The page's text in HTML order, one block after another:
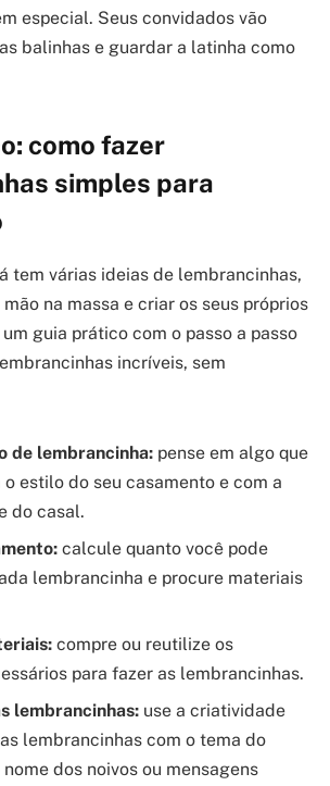
especial. Seus convidados vão
balinhas e guardar a latinha como
como fazer
simples para
tem várias ideias de lembrancinhas,
na massa e criar os seus próprios
guia prático com o passo a passo
incríveis, sem
de lembrancinha: pense em algo que
estilo do seu casamento e com a
do casal.
calcule quanto você pode
lembrancinha e procure materiais
compre ou reutilize os
para fazer as lembrancinhas.
lembrancinhas: use a criatividade
lembrancinhas com o tema do
dos noivos ou mensagens